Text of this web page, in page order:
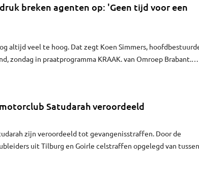
breken agenten op: 'Geen tijd voor een
altijd veel te hoog. Dat zegt Koen Simmers,
zondag in praatprogramma KRAAK. van Omroep Brabant.
Satudarah veroordeeld
zijn veroordeeld tot gevangenisstraffen. Door de
uit Tilburg en Goirle celstraffen opgelegd van tussen